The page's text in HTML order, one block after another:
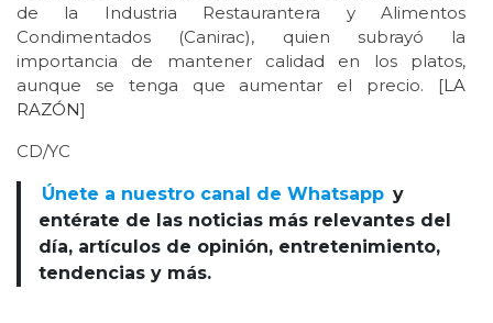
de la Industria Restaurantera y Alimentos
Condimentados (Canirac), quien subrayó la
importancia de mantener calidad en los platos,
aunque se tenga que aumentar el precio. [LA
RAZÓN]
CD/YC
Únete a nuestro canal de Whatsapp y
entérate de las noticias más relevantes del
día, artículos de opinión, entretenimiento,
tendencias y más.